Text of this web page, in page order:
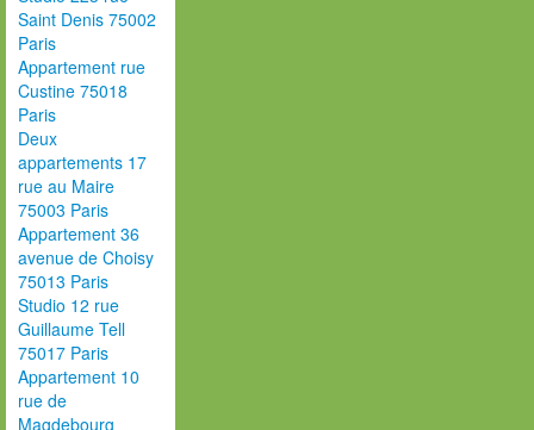
Saint Denis 75002
Paris
Appartement rue
Custine 75018
Paris
Deux
appartements 17
rue au Maire
75003 Paris
Appartement 36
avenue de Choisy
75013 Paris
Studio 12 rue
Guillaume Tell
75017 Paris
Appartement 10
rue de
Magdebourg